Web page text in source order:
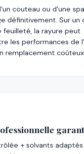
couteau ou d'une
définitivement. Sur un
feuilleté, la rayure peut
les performances de
remplacement
+ solvants